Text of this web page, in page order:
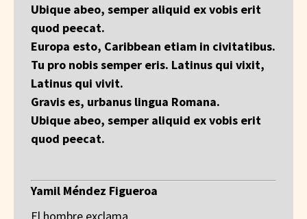
Ubique abeo, semper aliquid ex vobis erit
quod peecat.
Europa esto, Caribbean etiam in civitatibus.
Tu pro nobis semper eris. Latinus qui vixit,
Latinus qui vivit.
Gravis es, urbanus lingua Romana.
Ubique abeo, semper aliquid ex vobis erit
quod peecat.
Yamil Méndez Figueroa
El hombre exclama